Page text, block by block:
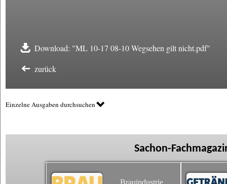
Download: "ML 10-17 08-10 Wegsehen gilt nicht.pdf"
zurück
Einzelne Ausgaben durchsuchen
Sachon-
Brauindustrie